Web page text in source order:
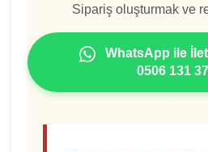
Sipariş oluşturmak ve
WhatsApp ile
0506 131